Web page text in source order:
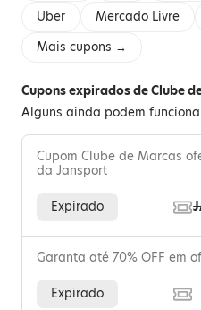
Uber
Mercado Livre
Mais cupons →
Cupons expirados de Clube
Alguns ainda podem
Cupom Clube de Marcas
da Jansport
Expirado
Garanta até 70% OFF em
Expirado